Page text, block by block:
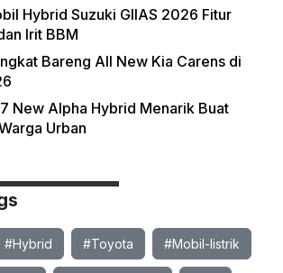
Hybrid Suzuki GIIAS 2026 Fitur
Irit BBM
Bareng All New Kia Carens di
New Alpha Hybrid Menarik Buat
Urban
#Hybrid #Toyota #Mobil-listrik